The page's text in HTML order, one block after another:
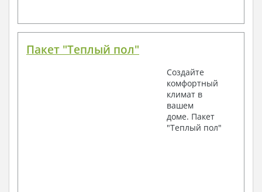
Пакет "Теплый пол"
Создайте
комфортный
климат в
вашем
доме. Пакет
"Теплый пол"